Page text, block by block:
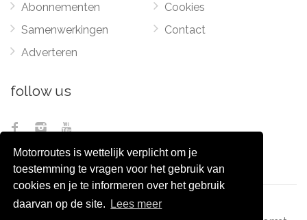
Motorroutes is wettelijk verplicht om je
toestemming te vragen voor het gebruik van
cookies en je te informeren over het gebruik
daarvan op de site.
Lees meer
Abonnementen
Samenwerkingen
Adverteren
Cookies
Contact
follow us